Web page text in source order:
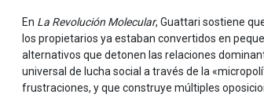
En La Revolución Molecular, Guattari sostiene
los propietarios ya estaban convertidos en
alternativos que detonen las relaciones
universal de lucha social a través de la
frustraciones, y que construye múltiples